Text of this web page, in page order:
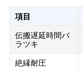
項目
伝搬遅延時間バ
ラツキ
絶縁耐圧